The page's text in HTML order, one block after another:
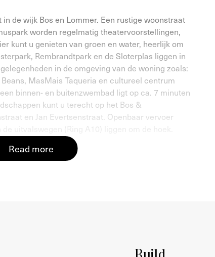
de wijk Bos en Lommer. Een rustige woonstraat
worden regelmatig theatervoorstellingen,
kunt u genieten van groen en water, heerlijk om
Rembrandtpark en de Sloterplas liggen in
in de omgeving van de woning zoals:
MasMais Taqueria en cultureel centrum
binnen- en buitenzwembad ligt op ca. 7 minuten
kunt u terecht op het Bos &
en Jan Evertsenstraat. Openbaar vervoer
De keuken is gelegen aan de achterzijde en is
Read more